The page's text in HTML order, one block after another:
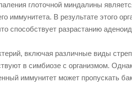
глоточной миндалины
иммунитета. В результате этого
разрастанию
включая различные виды
в симбиозе с организмом.
иммунитет может пропускать